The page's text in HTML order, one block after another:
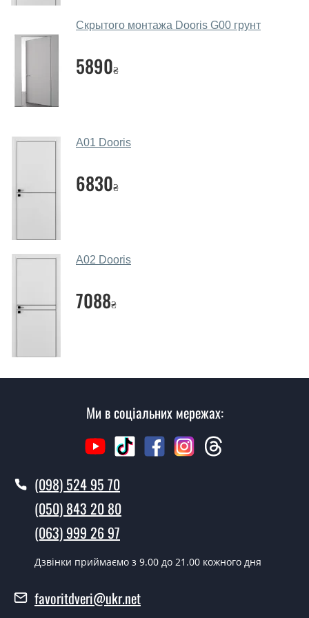
Які основні особливості та переваги
ваших міжкімнатних дверей?
Каркас полотна міжкімнатних дверей виготовляється з
євробрусу (власного сушіння), що покривається МДФ
МДФ, вся конструкція виходить дуже міцною та
Які дверні полотна порадите?
дверних полотен проводиться індивідуально для
кожного відвідувача.
Так, робимо. Наші фахівці можуть зробити замір та
консультації Ви можете оформити заявку, не
Ви робите установку дверних
Так робимо. Монтаж дверних полотен проводиться
згідно з чергою, у всі дні крім неділі.
Скільки коштує встановлення дверей
A07?
Можна на сьогодні викликати
Скрытого монтажа Dooris G00 грунт
5890₴
A01 Dooris
6830₴
A02 Dooris
7088₴
Ми в соціальних мережах:
(098) 524 95 70
(050) 843 20 80
(063) 999 26 97
Дзвінки приймаємо з 9.00 до 21.00 кожного дня
favoritdveri@ukr.net